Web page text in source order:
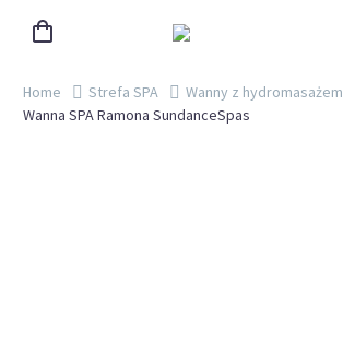
Home Strefa SPA
Wanny z hydromasażem
Wanna SPA Ramona SundanceSpas